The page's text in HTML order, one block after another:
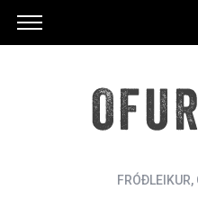
FRÓÐLEIKUR,